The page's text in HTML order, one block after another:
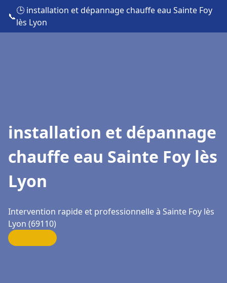
📞
🕒 installation et dépannage chauffe eau Sainte Foy
lès Lyon
installation et dépannage
chauffe eau Sainte Foy lès
Lyon
Intervention rapide et professionnelle à Sainte Foy lès
Lyon (69110)